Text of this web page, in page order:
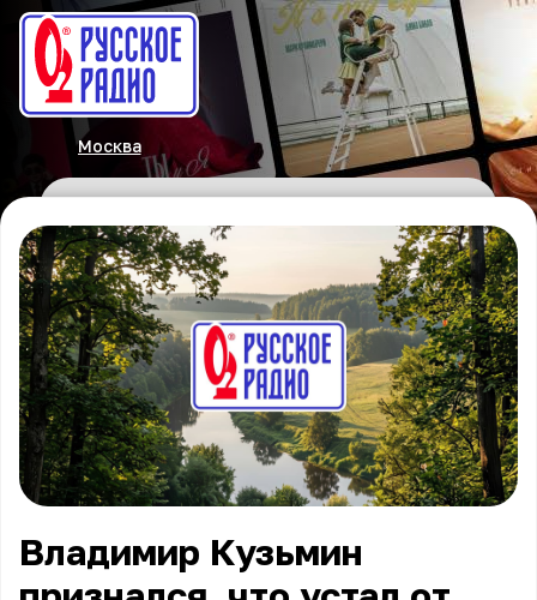
Москва
Владимир Кузьмин